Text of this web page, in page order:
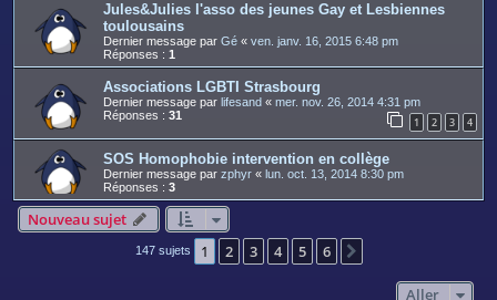
Jules&Julies l'asso des jeunes Gay et Lesbiennes
toulousains
Dernier message par Gé « ven. janv. 16, 2015 6:48 pm
Réponses : 1
Associations LGBTI Strasbourg
Dernier message par lifesand « mer. nov. 26, 2014 4:31 pm
Réponses : 31 1 2 3 4
SOS Homophobie intervention en collège
Dernier message par zphyr « lun. oct. 13, 2014 8:30 pm
Réponses : 3
Nouveau sujet
147 sujets 1 2 3 4 5 6
Aller